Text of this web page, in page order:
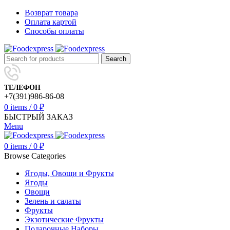
Возврат товара
Оплата картой
Способы оплаты
Search
ТЕЛЕФОН
+7(391)986-86-08
0 items / 0 ₽
БЫСТРЫЙ ЗАКАЗ
Menu
0 items / 0 ₽
Browse Categories
Ягоды, Овощи и Фрукты
Ягоды
Овощи
Зелень и салаты
Фрукты
Экзотические Фрукты